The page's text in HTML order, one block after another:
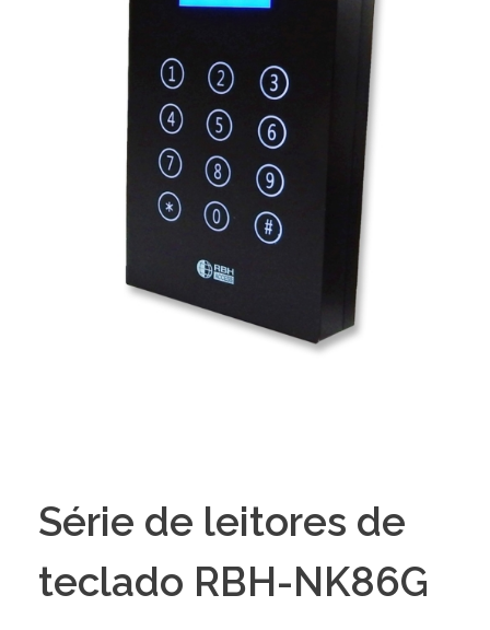
Série de leitores de
teclado RBH-NK86G